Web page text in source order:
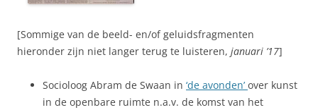
[Sommige van de beeld- en/of geluidsfragmenten
hieronder zijn niet langer terug te luisteren, januari ’17]
Socioloog Abram de Swaan in ‘de avonden’ over kunst
in de openbare ruimte n.a.v. de komst van het